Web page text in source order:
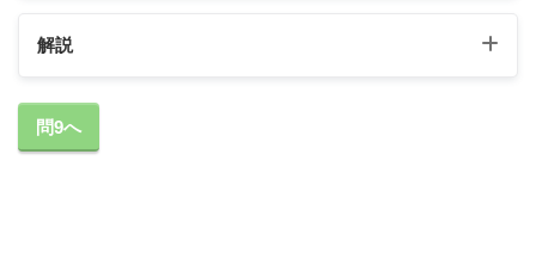
解説
①の解説
問9へ